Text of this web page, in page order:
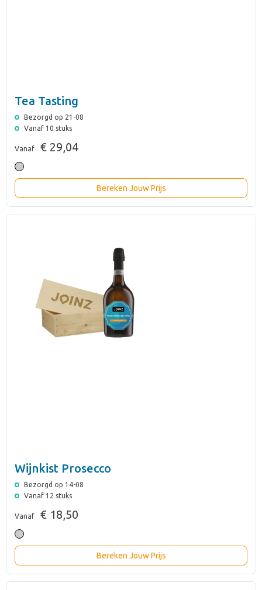
Tea Tasting
Bezorgd op 21-08
Vanaf 10 stuks
Vanaf € 29,04
Bereken Jouw Prijs
Wijnkist Prosecco
Bezorgd op 14-08
Vanaf 12 stuks
Vanaf € 18,50
Bereken Jouw Prijs